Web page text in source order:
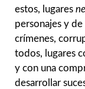
estos, lugares
personajes y
crímenes,
todos, lugares
y con una
desarrollar